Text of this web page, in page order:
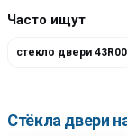
Часто ищут
стекло двери
Стёкла двери